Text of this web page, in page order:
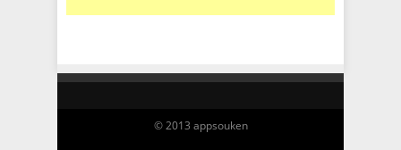
© 2013 appsouken